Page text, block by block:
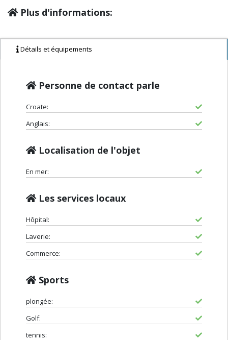
Plus d'informations:
Détails et équipements
Personne de contact parle
Croate:
Anglais:
Localisation de l'objet
En mer:
Les services locaux
Hôpital:
Laverie:
Commerce:
Sports
plongée:
Golf:
tennis: